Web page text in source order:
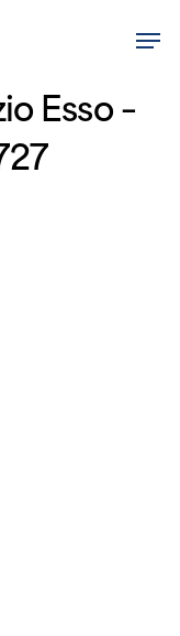
Esso –Menu